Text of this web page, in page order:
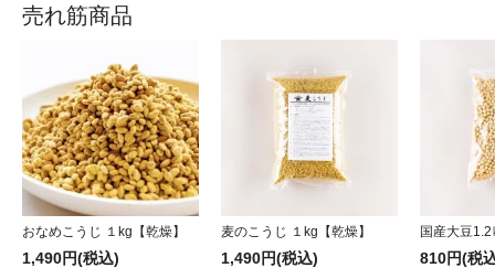
売れ筋商品
おなめこうじ １kg【乾燥】
1,490円(税込)
麦のこうじ １kg【乾燥】
1,490円(税込)
国産大豆1.2
810円(税